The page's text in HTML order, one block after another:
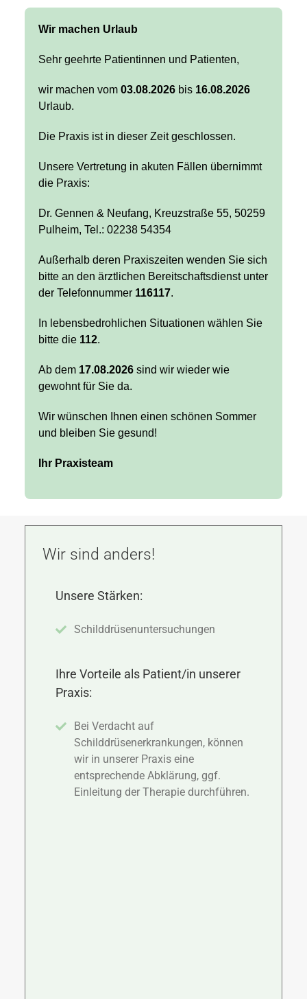
Wir machen Urlaub
Sehr geehrte Patientinnen und Patienten,
wir machen vom 03.08.2026bis 16.08.2026
Urlaub.
Die Praxis ist in dieser Zeit geschlossen.
Unsere Vertretung in akuten Fällen übernimmt
die Praxis:
Dr. Gennen & Neufang, Kreuzstraße 55, 50259
Pulheim, Tel.: 02238 54354
Außerhalb deren Praxiszeiten wenden Sie sich
bitte an den ärztlichen Bereitschaftsdienst unter
der Telefonnummer 116117.
In lebensbedrohlichen Situationen wählen Sie
bitte die 112.
Ab dem 17.08.2026sind wir wieder wie
gewohnt für Sie da.
Wir wünschen Ihnen einen schönen Sommer
und bleiben Sie gesund!
Ihr Praxisteam
Wir sind anders!
Unsere Stärken:
Schilddrüsenuntersuchungen
Ihre Vorteile als Patient/in unserer
Praxis:
Bei Verdacht auf
Schilddrüsenerkrankungen, können
wir in unserer Praxis eine
entsprechende Abklärung, ggf.
Einleitung der Therapie durchführen.